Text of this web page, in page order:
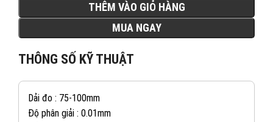
THÊM VÀO GIỎ HÀNG
MUA NGAY
THÔNG SỐ KỸ THUẬT
Dải đo : 75-100mm
Độ phân giải : 0.01mm